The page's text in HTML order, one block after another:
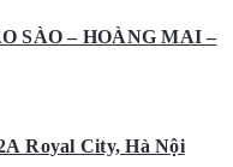
SÀO – HOÀNG MAI –
Royal City, Hà Nội